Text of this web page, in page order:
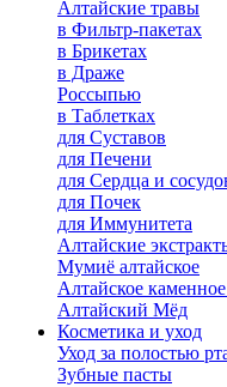
Алтайские травы
в Фильтр-пакетах
в Брикетах
в Драже
Россыпью
в Таблетках
для Cуставов
для Печени
для Сердца и
для Почек
для Иммунитета
Алтайские
Мумиё алтайское
Алтайское
Алтайский Мёд
Косметика и уход
Уход за полостью
Зубные пасты